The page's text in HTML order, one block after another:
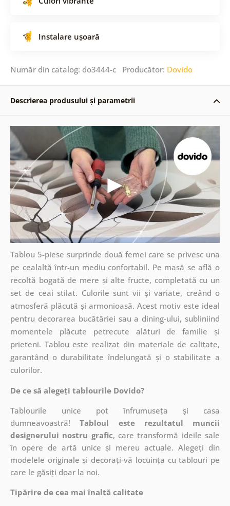
Instalare ușoară
Număr din catalog: do3444-c Producător: Dovido
Descrierea produsului și parametrii
Tablou 5-piese surprinde două femei care se privesc una
pe cealaltă într-un mediu confortabil. Pe masă se află o
recoltă bogată de mere și alte fructe, completată cu un
set de ceai stilat. Culorile sunt vii și variate, creând o
atmosferă plăcută și armonioasă. Acest motiv este ideal
pentru decorarea bucătăriei sau a dining-ului, subliniind
momentele plăcute petrecute alături de familie și
prieteni. Tablou este realizat din materiale de calitate,
garantând o durabilitate îndelungată și o stabilitate a
culorilor.
De ce să alegeți tablourile Dovido?
Tablourile unice pot înfrumuseța și casa
dumneavoastră!Tabloul este rezultatul muncii
designerului nostru grafic, caretransformă ideile sale
în opere de artă unice și mereu actuale. Alegeți din
modelele originale și decorați-vă locuința cu tablouri pe
care le găsiți doar la noi.
Tipărire de cea mai înaltă calitate